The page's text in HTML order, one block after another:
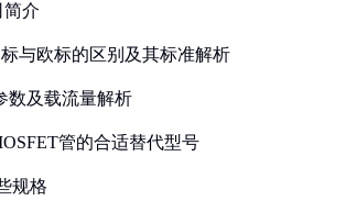
简介
与欧标的区别及其标准解析
数及载流量解析
管的合适替代型号
规格